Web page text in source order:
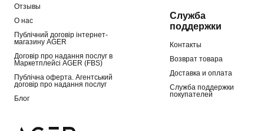
Отзывы
О нас
Публічний договір інтернет-
магазину AGER
Договір про надання послуг в
Маркетплейсі AGER (FBS)
Публічна оферта. Агентський
договір про надання послуг
Блог
Служба
поддержки
Контакты
Возврат товара
Доставка и оплата
Служба поддержки
покупателей